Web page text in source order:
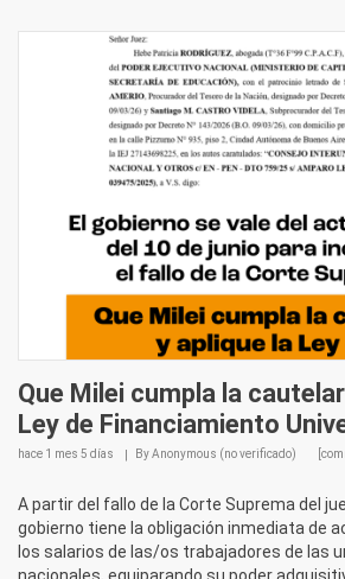
Que Milei cumpla la
Ley de Financiamiento
hace 1 mes 5 días ByAnonymous (no verificado)
A partir del fallo de la Corte Suprema del
gobierno tiene la obligación inmediata de
los salarios de las/os trabajadores de las